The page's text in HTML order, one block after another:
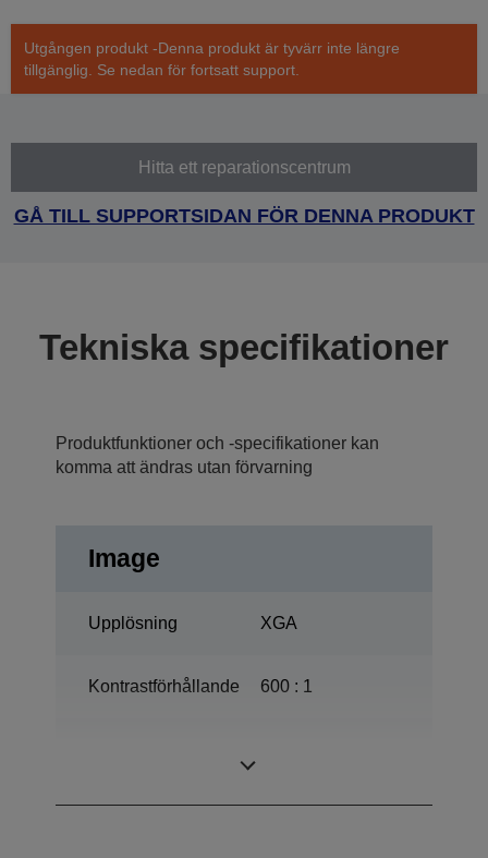
Utgången produkt -Denna produkt är tyvärr inte längre
tillgänglig. Se nedan för fortsatt support.
Hitta ett reparationscentrum
GÅ TILL SUPPORTSIDAN FÖR DENNA PRODUKT
Tekniska specifikationer
Produktfunktioner och -specifikationer kan
komma att ändras utan förvarning
Image
Upplösning XGA
Kontrastförhållande 600 : 1